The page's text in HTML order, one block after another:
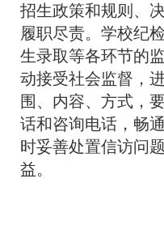
招生政策和规则、
履职尽责。学校纪
生录取等各环节的
动接受社会监督，
围、内容、方式，
话和咨询电话，畅
时妥善处置信访问
益。